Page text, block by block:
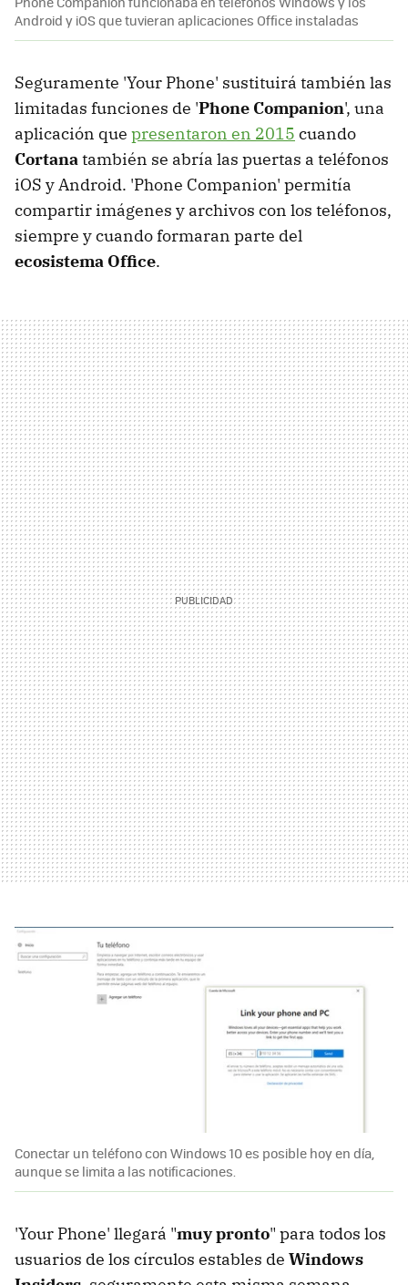
Android y iOS que tuvieran aplicaciones Office instaladas
Seguramente 'Your Phone' sustituirá también las
limitadas funciones de 'Phone Companion', una
aplicación que presentaron en 2015 cuando
Cortanatambién se abría las puertas a teléfonos
iOS y Android. 'Phone Companion' permitía
compartir imágenes y archivos con los teléfonos,
siempre y cuando formaran parte del
ecosistema Office.
Conectar un teléfono con Windows 10 es posible hoy en día,
aunque se limita a las notificaciones.
'Your Phone' llegará "muy pronto" para todos los
usuarios de los círculos estables de Windows